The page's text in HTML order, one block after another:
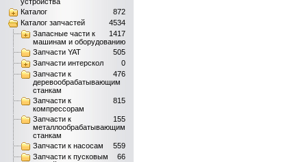
872
Каталог
4534
Каталог запчастей
1417
Запасные части к
машинам и оборудованию
505
Запчасти YAT
0
Запчасти интерскол
476
Запчасти к
деревообрабатывающим
станкам
815
Запчасти к
компрессорам
155
Запчасти к
металлообрабатывающим
станкам
559
Запчасти к насосам
66
Запчасти к пусковым